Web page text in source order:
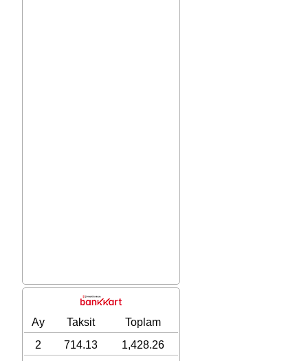
Ay Taksit
Toplam
2
714.13
1,428.26